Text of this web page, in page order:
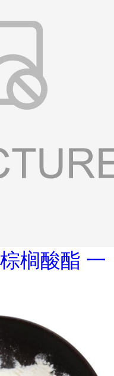
榈酸酯 一